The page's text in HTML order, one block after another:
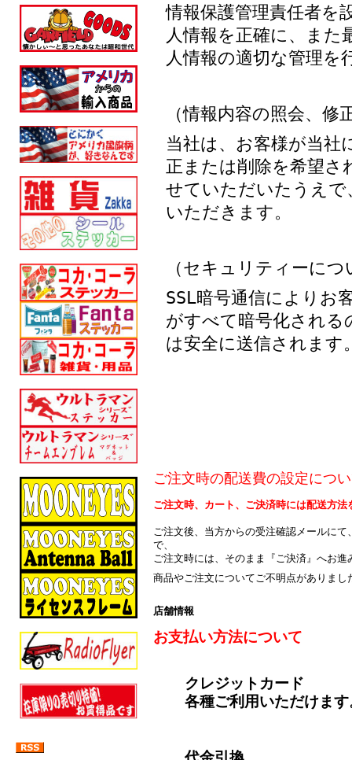
情報保護管理責任者を
人情報を正確に、ま
人情報の適切な管理を
（情報内容の照会、修
当社は、お客様が当社
正または削除を希望さ
せていただいたうえで
いただきます。
（セキュリティーにつ
SSL暗号通信によりお
がすべて暗号化される
は安全に送信されます
ご注文時の配送費の設定につ
ご注文時、カート、ご決済時には配送方
ご注文後、当方からの受注確認メールに
で、
ご注文時には、そのまま『ご決済』へお進
商品やご注文についてご不明点がありま
店舗情報
お支払い方法について
クレジットカード
各種ご利用いただけます